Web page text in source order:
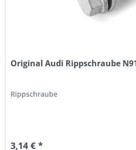
Original Audi Rippschraube
Rippschraube
3,14 € *